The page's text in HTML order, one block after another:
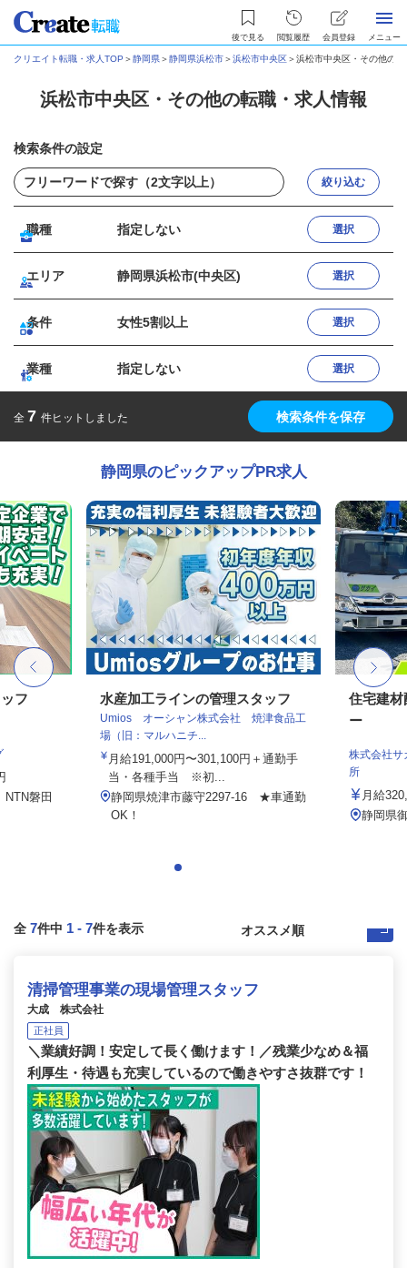
後で見る 閲覧履歴 会員登録 メニュー
クリエイト転職・求人TOP ＞静岡県＞静岡県浜松市＞浜松市中央区＞浜松市中央区・その他の
浜松市中央区・その他の転職・求人情報
検索条件の設定
絞り込む
職種 指定しない 選択
エリア 静岡県浜松市(中央区) 選択
条件 女性5割以上 選択
業種 指定しない 選択
全 7 件ヒットしました 検索条件を保存
静岡県のピックアップPR求人
フ
磐田
水産加工ラインの管理スタッフ
Umios オーシャン株式会社 焼津食品工
場（旧：マルハニチ...
月給191,000円〜301,100円＋通勤手
当・各種手当 ※初...
静岡県焼津市藤守2297-16 ★車通勤
OK！
住宅建材
ー
株式会社
所
月給
静岡県
全 7件中 1 - 7件を表示
清掃管理事業の現場管理スタッフ
大成 株式会社
正社員
＼業績好調！安定して長く働けます！／残業少なめ＆福
利厚生・待遇も充実しているので働きやすさ抜群です！